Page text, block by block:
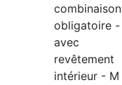
combinaison
obligatoire -
avec
revêtement
intérieur - M